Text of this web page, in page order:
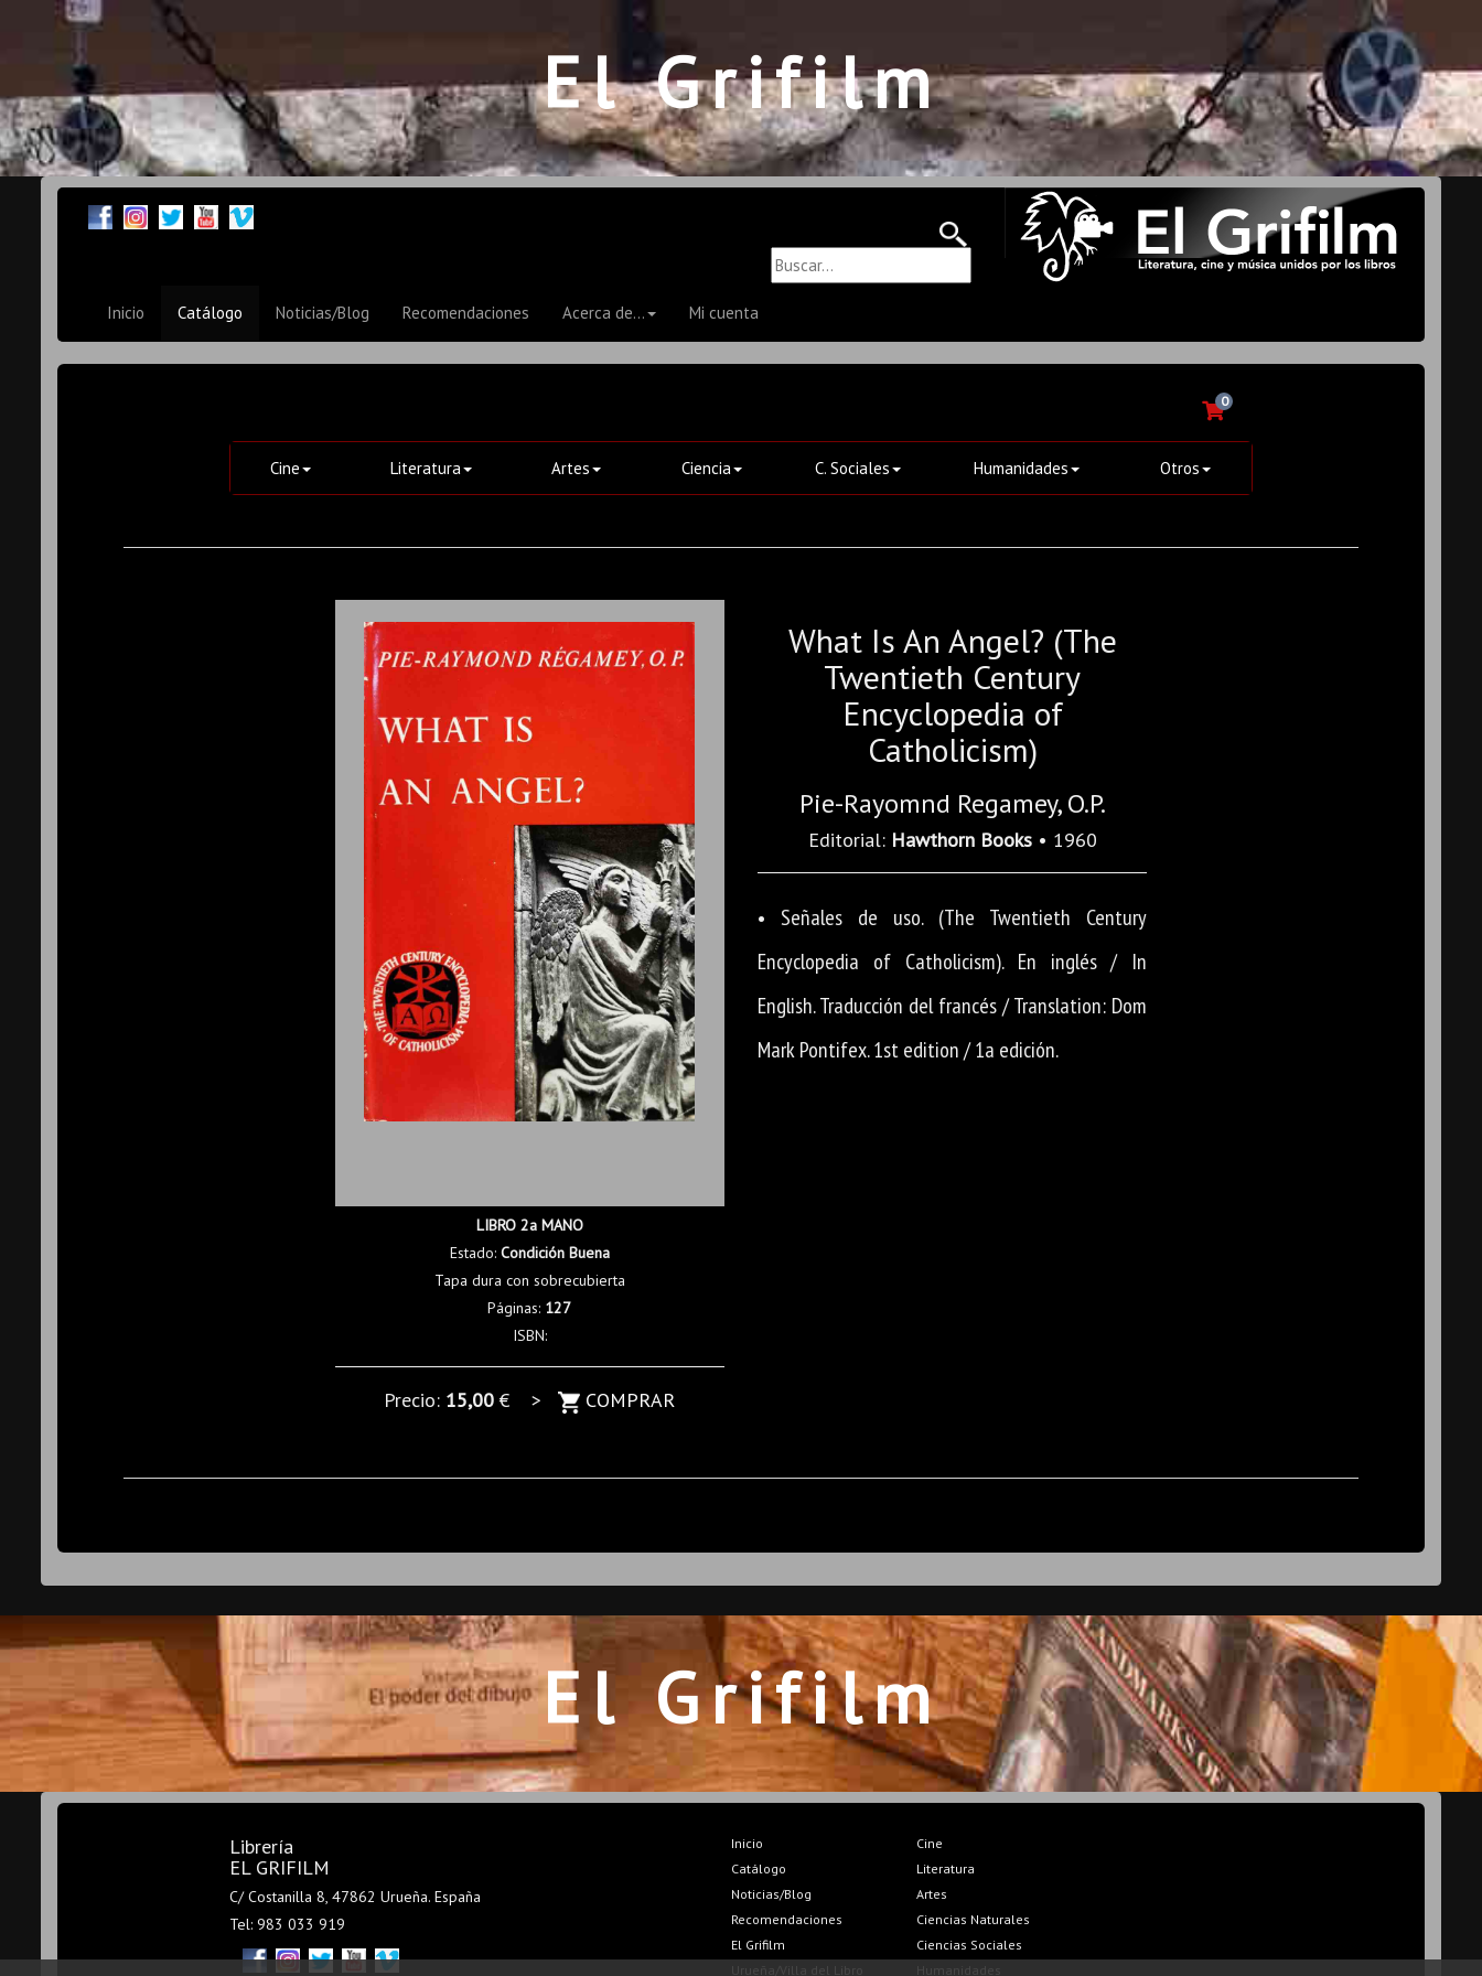
El Grifilm
Inicio Catálogo Noticias/Blog Recomendaciones Acerca de... Mi cuenta
0
Cine Literatura Artes Ciencia C. Sociales Humanidades Otros
LIBRO 2a MANO
Estado: Condición Buena
Tapa dura con sobrecubierta
Páginas: 127
ISBN:
Precio: 15,00€ > COMPRAR
What Is An Angel? (The
Twentieth Century
Encyclopedia of
Catholicism)
Pie-Rayomnd Regamey, O.P.
Editorial: Hawthorn Books• 1960
• Señales de uso. (The Twentieth Century
Encyclopedia of Catholicism). En inglés / In
English. Traducción del francés / Translation: Dom
Mark Pontifex. 1st edition / 1a edición.
El Grifilm
Librería
EL GRIFILM
C/ Costanilla 8, 47862 Urueña. España
Tel: 983 033 919
Inicio
Catálogo
Noticias/Blog
Recomendaciones
El Grifilm
Urueña/Villa del Libro
Cine
Literatura
Artes
Ciencias Naturales
Ciencias Sociales
Humanidades